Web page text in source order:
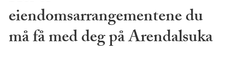
eiendomsarrangementene du
må få med deg på Arendalsuka